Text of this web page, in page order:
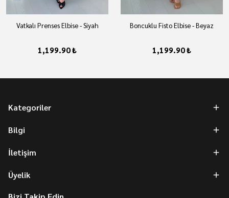
Vatkalı Prenses Elbise - Siyah
1,199.90 ₺
Boncuklu Fisto Elbise - Beyaz
1,199.90 ₺
Kategoriler
Bilgi
İletişim
Üyelik